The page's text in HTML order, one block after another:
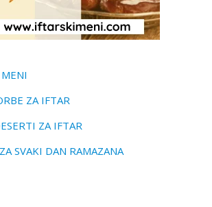
ZA IFTAR
ZA IFTAR
SVAKI DAN RAMAZANA